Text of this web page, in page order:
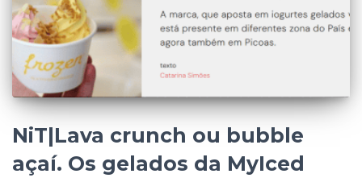
NiT|Lava crunch ou bubble
açaí. Os gelados da MyIced